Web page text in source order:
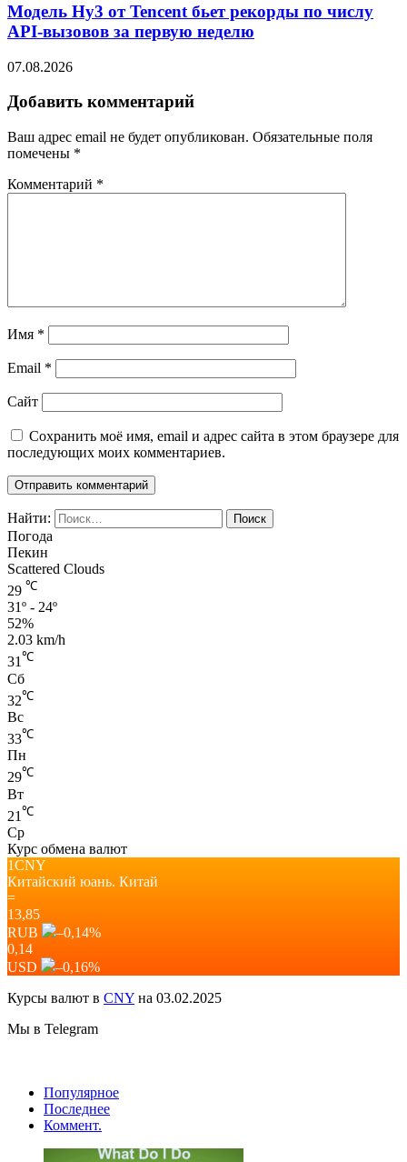
Модель Hy3 от Tencent бьет рекорды по числу
API-вызовов за первую неделю
07.08.2026
Добавить комментарий
Ваш адрес email не будет опубликован. Обязательные поля
помечены *
Комментарий *
Имя *
Email *
Сайт
Сохранить моё имя, email и адрес сайта в этом браузере для
последующих моих комментариев.
Найти:
Погода
Пекин
Scattered Clouds
29 ℃
31º - 24º
52%
2.03 km/h
31℃
Сб
32℃
Вс
33℃
Пн
29℃
Вт
21 ℃
Ср
Курс обмена валют
1CNY
Китайский юань. Китай
=
13,85
RUB
–0,14%
0,14
USD
–0,16%
Курсы валют в CNY на 03.02.2025
Мы в Telegram
Популярное
Последнее
Коммент.